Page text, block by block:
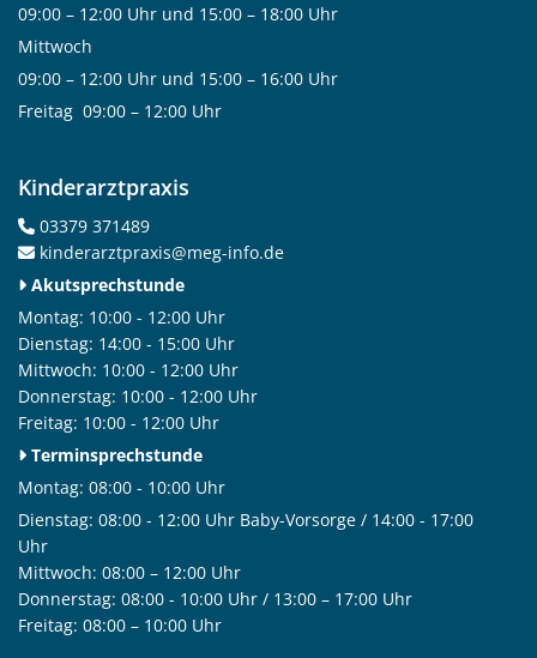
09:00 – 12:00 Uhr und 15:00 – 18:00 Uhr
Mittwoch
09:00 – 12:00 Uhr und 15:00 – 16:00 Uhr
Freitag 09:00 – 12:00 Uhr
Kinderarztpraxis
 03379 371489
 kinderarztpraxis@meg-info.de
 Akutsprechstunde
Montag: 10:00 - 12:00 Uhr
Dienstag: 14:00 - 15:00 Uhr
Mittwoch: 10:00 - 12:00 Uhr
Donnerstag: 10:00 - 12:00 Uhr
Freitag: 10:00 - 12:00 Uhr
 Terminsprechstunde
Montag: 08:00 - 10:00 Uhr
Dienstag: 08:00 - 12:00 Uhr Baby-Vorsorge / 14:00 - 17:00
Uhr
Mittwoch: 08:00 – 12:00 Uhr
Donnerstag: 08:00 - 10:00 Uhr / 13:00 – 17:00 Uhr
Freitag: 08:00 – 10:00 Uhr